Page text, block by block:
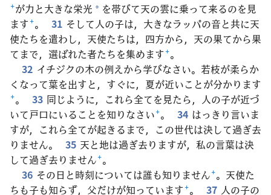
+が力と大きな栄光 * を帯びて天の雲に乗って来るのを見
ます+。 31 そして人の子は，大きなラッパの音と共に天
使たちを遣わし，天使たちは，四方から，天の果てから果
てまで，選ばれた者たちを集めます+。
32 イチジクの木の例えから学びなさい。若枝が柔らか
くなって葉を出すと，すぐに，夏が近いことが分かります
+。 33 同じように，これら全てを見たら，人の子が近づ
いて戸口にいることを知りなさい+。 34 はっきり言いま
すが，これら全てが起きるまで，この世代は決して過ぎ去
りません。
35 天と地は過ぎ去りますが，私の言葉は決
して過ぎ去りません+。
36 その日と時刻については誰も知りません+。天使た
ちも子も知らず，父だけが知っています+。 37 人の子の